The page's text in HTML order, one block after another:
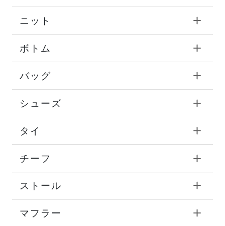
ニット
ボトム
バッグ
シューズ
タイ
チーフ
ストール
マフラー